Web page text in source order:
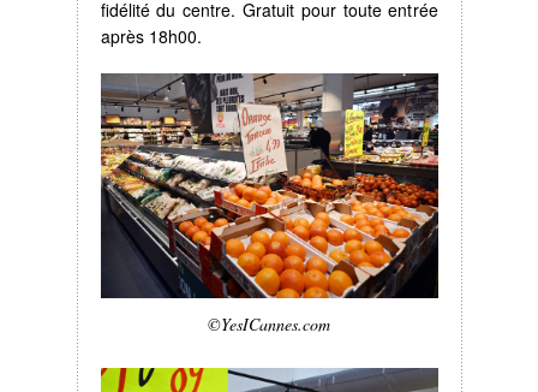
fidélité du centre. Gratuit pour toute entrée
après 18h00.
©YesICannes.com